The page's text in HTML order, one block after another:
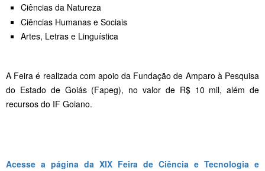
Ciências da Natureza
Ciências Humanas e Sociais
Artes, Letras e Linguística
A Feira é realizada com apoio da Fundação de Amparo à Pesquisa
do Estado de Goiás (Fapeg), no valor de R$ 10 mil, além de
recursos do IF Goiano.
Acesse a página da XIX Feira de Ciência e Tecnologia e